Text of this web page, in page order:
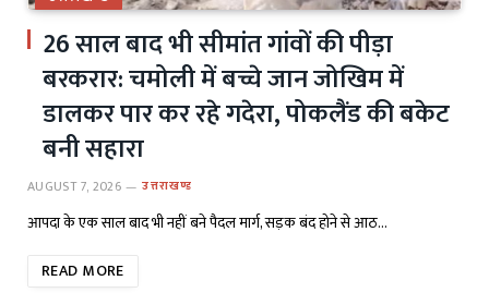
26 साल बाद भी सीमांत गांवों की पीड़ा
बरकरार: चमोली में बच्चे जान जोखिम में
डालकर पार कर रहे गदेरा, पोकलैंड की बकेट
बनी सहारा
AUGUST 7, 2026 उत्तराखण्ड
आपदा के एक साल बाद भी नहीं बने पैदल मार्ग, सड़क बंद होने से आठ…
READ MORE